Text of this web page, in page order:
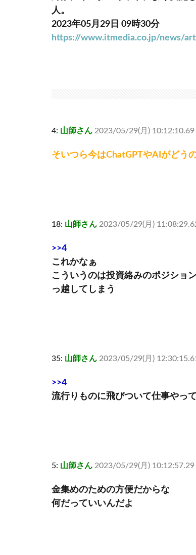
人。
2023年05月29日 09時30分
https://www.itmedia.co.jp/news/
4: 山師さん 2023/05/29(月)
そいつら今はChatGPTやAIがどう
18: 山師さん 2023/05/29(月)
>>4
これかなぁ
こういうのは投資絡みのポジショ
っ越してしまう
35: 山師さん 2023/05/29(月)
>>4
流行りものに飛びついて仕事やっ
5: 山師さん 2023/05/29(月) 10:12:57.29
金集めのための方便だからな
何だっていいんだよ